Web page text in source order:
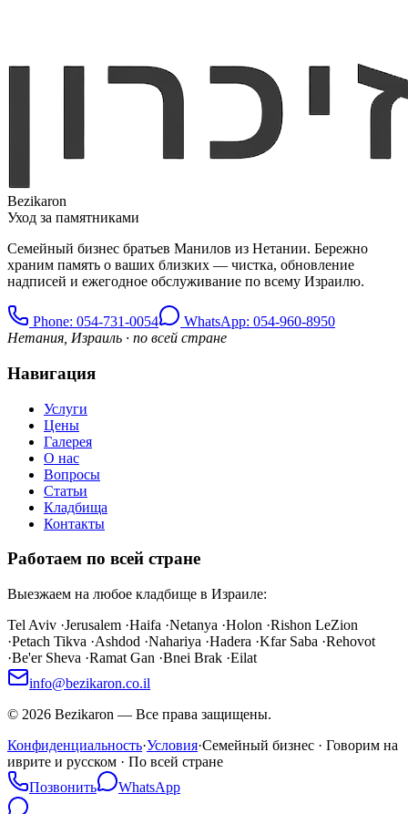
Bezikaron
Уход за памятниками
Семейный бизнес братьев Манилов из Нетании. Бережно
храним память о ваших близких — чистка, обновление
надписей и ежегодное обслуживание по всему Израилю.
Phone: 054-731-0054
WhatsApp: 054-960-8950
Нетания, Израиль · по всей стране
Навигация
Услуги
Цены
Галерея
О нас
Вопросы
Статьи
Кладбища
Контакты
Работаем по всей стране
Выезжаем на любое кладбище в Израиле:
Tel Aviv ·Jerusalem ·Haifa ·Netanya ·Holon ·Rishon LeZion
·Petach Tikva ·Ashdod ·Nahariya ·Hadera ·Kfar Saba ·Rehovot
·Be'er Sheva ·Ramat Gan ·Bnei Brak ·Eilat
info@bezikaron.co.il
© 2026 Bezikaron — Все права защищены.
Конфиденциальность·Условия·Семейный бизнес · Говорим на
иврите и русском · По всей стране
Позвонить
WhatsApp